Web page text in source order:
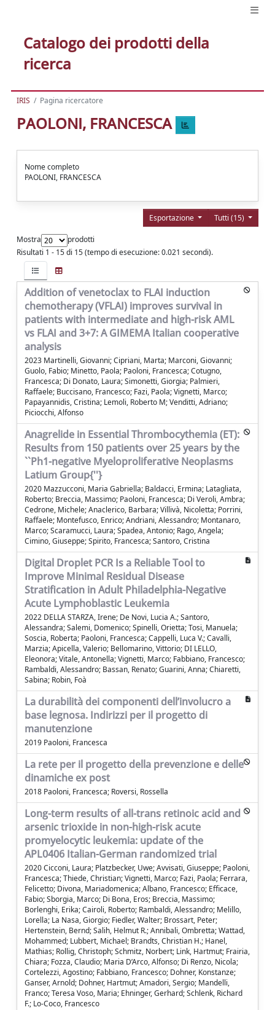
Catalogo dei prodotti della
ricerca
IRIS Pagina ricercatore
PAOLONI, FRANCESCA
Nome completo
PAOLONI, FRANCESCA
Tutti (15)
Esportazione
Mostra
prodotti
Risultati 1 - 15 di 15 (tempo di esecuzione: 0.021 secondi).
Addition of venetoclax to FLAI induction
chemotherapy (VFLAI) improves survival in
patients with intermediate and high-risk AML
vs FLAI and 3+7: A GIMEMA Italian cooperative
analysis
2023 Martinelli, Giovanni; Cipriani, Marta; Marconi, Giovanni;
Guolo, Fabio; Minetto, Paola; Paoloni, Francesca; Cotugno,
Francesca; Di Donato, Laura; Simonetti, Giorgia; Palmieri,
Raffaele; Buccisano, Francesco; Fazi, Paola; Vignetti, Marco;
Papayannidis, Cristina; Lemoli, Roberto M; Venditti, Adriano;
Piciocchi, Alfonso
Anagrelide in Essential Thrombocythemia (ET):
Results from 150 patients over 25 years by the
``Ph1-negative Myeloproliferative Neoplasms
Latium Group{''}
2020 Mazzucconi, Maria Gabriella; Baldacci, Ermina; Latagliata,
Roberto; Breccia, Massimo; Paoloni, Francesca; Di Veroli, Ambra;
Cedrone, Michele; Anaclerico, Barbara; Villivà, Nicoletta; Porrini,
Raffaele; Montefusco, Enrico; Andriani, Alessandro; Montanaro,
Marco; Scaramucci, Laura; Spadea, Antonio; Rago, Angela;
Cimino, Giuseppe; Spirito, Francesca; Santoro, Cristina
Digital Droplet PCR Is a Reliable Tool to
Improve Minimal Residual Disease
Stratification in Adult Philadelphia-Negative
Acute Lymphoblastic Leukemia
2022 DELLA STARZA, Irene; De Novi, Lucia A.; Santoro,
Alessandra; Salemi, Domenico; Spinelli, Orietta; Tosi, Manuela;
Soscia, Roberta; Paoloni, Francesca; Cappelli, Luca V.; Cavalli,
Marzia; Apicella, Valerio; Bellomarino, Vittorio; DI LELLO,
Eleonora; Vitale, Antonella; Vignetti, Marco; Fabbiano, Francesco;
Rambaldi, Alessandro; Bassan, Renato; Guarini, Anna; Chiaretti,
Sabina; Robin, Foà
La durabilità dei componenti dell’involucro a
base legnosa. Indirizzi per il progetto di
manutenzione
2019 Paoloni, Francesca
La rete per il progetto della prevenzione e delle
dinamiche ex post
2018 Paoloni, Francesca; Roversi, Rossella
Long-term results of all-trans retinoic acid and
arsenic trioxide in non-high-risk acute
promyelocytic leukemia: update of the
APL0406 Italian-German randomized trial
2020 Cicconi, Laura; Platzbecker, Uwe; Avvisati, Giuseppe; Paoloni,
Francesca; Thiede, Christian; Vignetti, Marco; Fazi, Paola; Ferrara,
Felicetto; Divona, Mariadomenica; Albano, Francesco; Efficace,
Fabio; Sborgia, Marco; Di Bona, Eros; Breccia, Massimo;
Borlenghi, Erika; Cairoli, Roberto; Rambaldi, Alessandro; Melillo,
Lorella; La Nasa, Giorgio; Fiedler, Walter; Brossart, Peter;
Hertenstein, Bernd; Salih, Helmut R.; Annibali, Ombretta; Wattad,
Mohammed; Lubbert, Michael; Brandts, Christian H.; Hanel,
Mathias; Rollig, Christoph; Schmitz, Norbert; Link, Hartmut; Frairia,
Chiara; Fozza, Claudio; Maria D’Arco, Alfonso; Di Renzo, Nicola;
Cortelezzi, Agostino; Fabbiano, Francesco; Dohner, Konstanze;
Ganser, Arnold; Dohner, Hartmut; Amadori, Sergio; Mandelli,
Franco; Teresa Voso, Maria; Ehninger, Gerhard; Schlenk, Richard
F.; Lo-Coco, Francesco